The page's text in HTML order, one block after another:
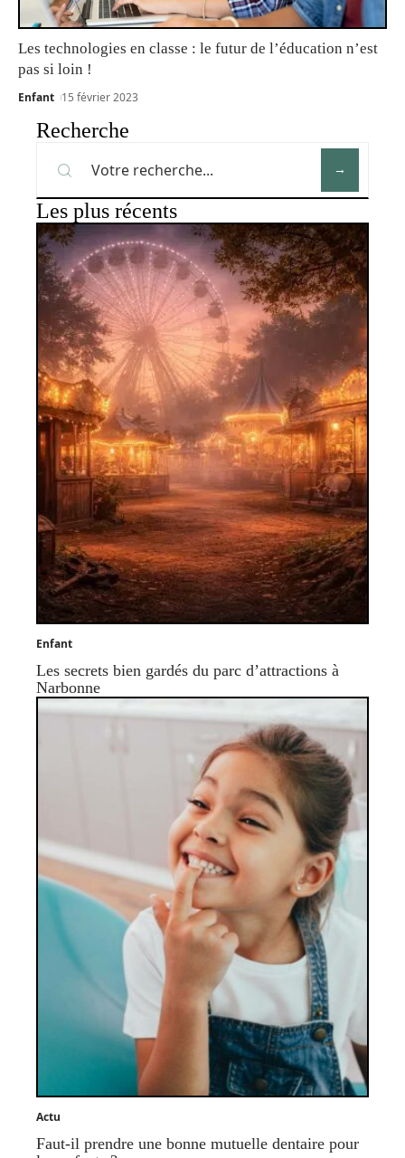
Les technologies en classe : le futur de l’éducation n’est
pas si loin !
Enfant 15 février 2023
Recherche
Les plus récents
Enfant
Les secrets bien gardés du parc d’attractions à
Narbonne
Actu
Faut-il prendre une bonne mutuelle dentaire pour